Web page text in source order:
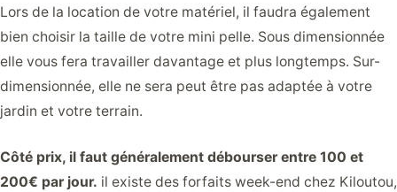
Lors de la location de votre matériel, il faudra également
bien choisir la taille de votre mini pelle. Sous dimensionnée
elle vous fera travailler davantage et plus longtemps. Sur-
dimensionnée, elle ne sera peut être pas adaptée à votre
jardin et votre terrain.
Côté prix, il faut généralement débourser entre 100 et
200€ par jour. il existe des forfaits week-end chez Kiloutou,